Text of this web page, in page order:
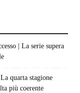
| La serie supera
quarta stagione
più coerente